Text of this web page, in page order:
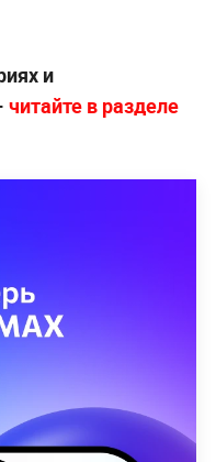
и
читайте в разделе